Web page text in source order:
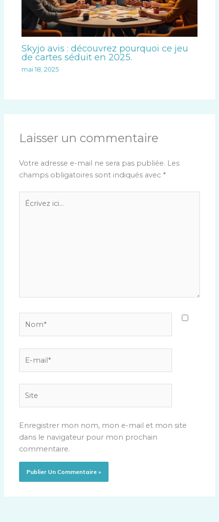
Skyjo avis : découvrez pourquoi ce jeu
de cartes séduit en 2025.
mai 18, 2025
Laisser un commentaire
Votre adresse e-mail ne sera pas publiée. Les
champs obligatoires sont indiqués avec *
Écrivez
ici…
mail*
Enregistrer mon nom, mon e-mail et mon site
dans le navigateur pour mon prochain
commentaire.